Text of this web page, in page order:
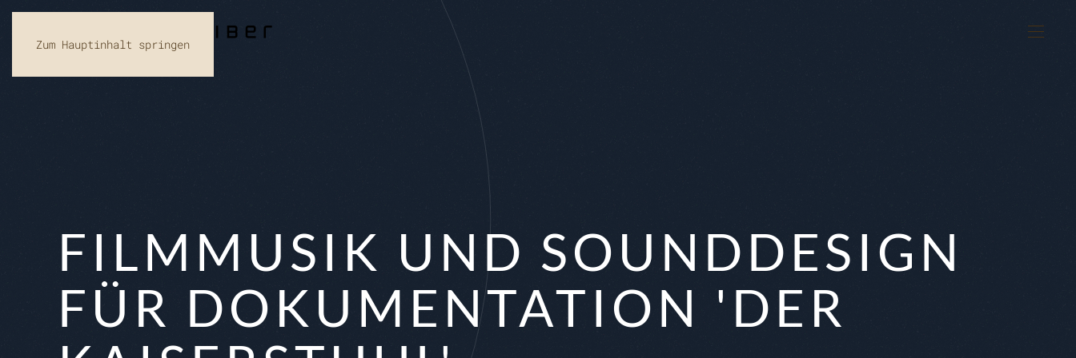
Zum Hauptinhalt springen
FILMMUSIK UND SOUNDDESIGN
FÜR DOKUMENTATION 'DER